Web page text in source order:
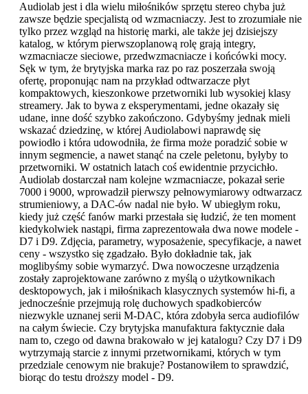
Audiolab jest i dla wielu miłośników sprzętu stereo chyba już
zawsze będzie specjalistą od wzmacniaczy. Jest to zrozumiałe nie
tylko przez wzgląd na historię marki, ale także jej dzisiejszy
katalog, w którym pierwszoplanową rolę grają integry,
wzmacniacze sieciowe, przedwzmacniacze i końcówki mocy.
Sęk w tym, że brytyjska marka raz po raz poszerzała swoją
ofertę, proponując nam na przykład odtwarzacze płyt
kompaktowych, kieszonkowe przetworniki lub wysokiej klasy
streamery. Jak to bywa z eksperymentami, jedne okazały się
udane, inne dość szybko zakończono. Gdybyśmy jednak mieli
wskazać dziedzinę, w której Audiolabowi naprawdę się
powiodło i która udowodniła, że firma może poradzić sobie w
innym segmencie, a nawet stanąć na czele peletonu, byłyby to
przetworniki. W ostatnich latach coś ewidentnie przycichło.
Audiolab dostarczał nam kolejne wzmacniacze, pokazał serie
7000 i 9000, wprowadził pierwszy pełnowymiarowy odtwarzacz
strumieniowy, a DAC-ów nadal nie było. W ubiegłym roku,
kiedy już część fanów marki przestała się łudzić, że ten moment
kiedykolwiek nastąpi, firma zaprezentowała dwa nowe modele -
D7 i D9. Zdjęcia, parametry, wyposażenie, specyfikacje, a nawet
ceny - wszystko się zgadzało. Było dokładnie tak, jak
moglibyśmy sobie wymarzyć. Dwa nowoczesne urządzenia
zostały zaprojektowane zarówno z myślą o użytkownikach
desktopowych, jak i miłośnikach klasycznych systemów hi-fi, a
jednocześnie przejmują rolę duchowych spadkobierców
niezwykle uznanej serii M-DAC, która zdobyła serca audiofilów
na całym świecie. Czy brytyjska manufaktura faktycznie dała
nam to, czego od dawna brakowało w jej katalogu? Czy D7 i D9
wytrzymają starcie z innymi przetwornikami, których w tym
przedziale cenowym nie brakuje? Postanowiłem to sprawdzić,
biorąc do testu droższy model - D9.